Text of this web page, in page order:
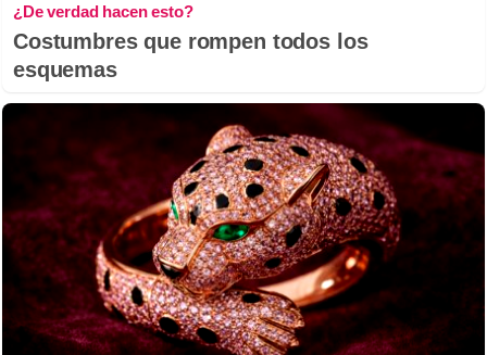
¿De verdad hacen esto?
Costumbres que rompen todos los
esquemas